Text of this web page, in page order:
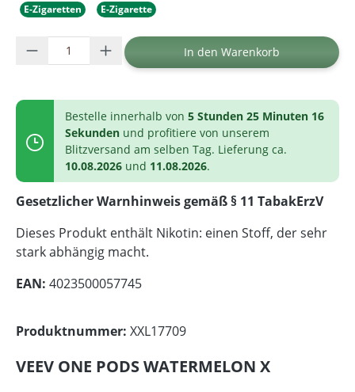
E-Zigaretten E-Zigarette
Produkt Anzahl: Gib den gewünschten
In den Warenkorb
Bestelle innerhalb von 5 Stunden 25 Minuten 16
Sekunden und profitiere von unserem
Blitzversand am selben Tag. Lieferung ca.
10.08.2026 und 11.08.2026.
Gesetzlicher Warnhinweis gemäß § 11 TabakErzV
Dieses Produkt enthält Nikotin: einen Stoff, der sehr
stark abhängig macht.
EAN: 4023500057745
Produktnummer: XXL17709
VEEV ONE PODS WATERMELON X